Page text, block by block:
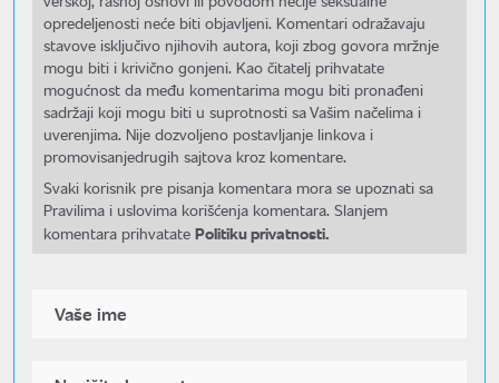
opredeljenosti neće biti objavljeni. Komentari odražavaju
stavove isključivo njihovih autora, koji zbog govora mržnje
mogu biti i krivično gonjeni. Kao čitatelj prihvatate
mogućnost da među komentarima mogu biti pronađeni
sadržaji koji mogu biti u suprotnosti sa Vašim načelima i
uverenjima. Nije dozvoljeno postavljanje linkova i
promovisanjedrugih sajtova kroz komentare.
Svaki korisnik pre pisanja komentara mora se upoznati sa
Pravilima i uslovima korišćenja komentara. Slanjem
komentara prihvatate Politiku privatnosti.